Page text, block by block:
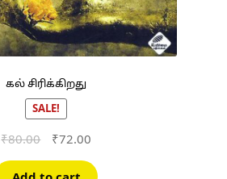
கல் சிரிக்கிறது
SALE!
₹80.00
Original
was:
₹72.00Current
is: